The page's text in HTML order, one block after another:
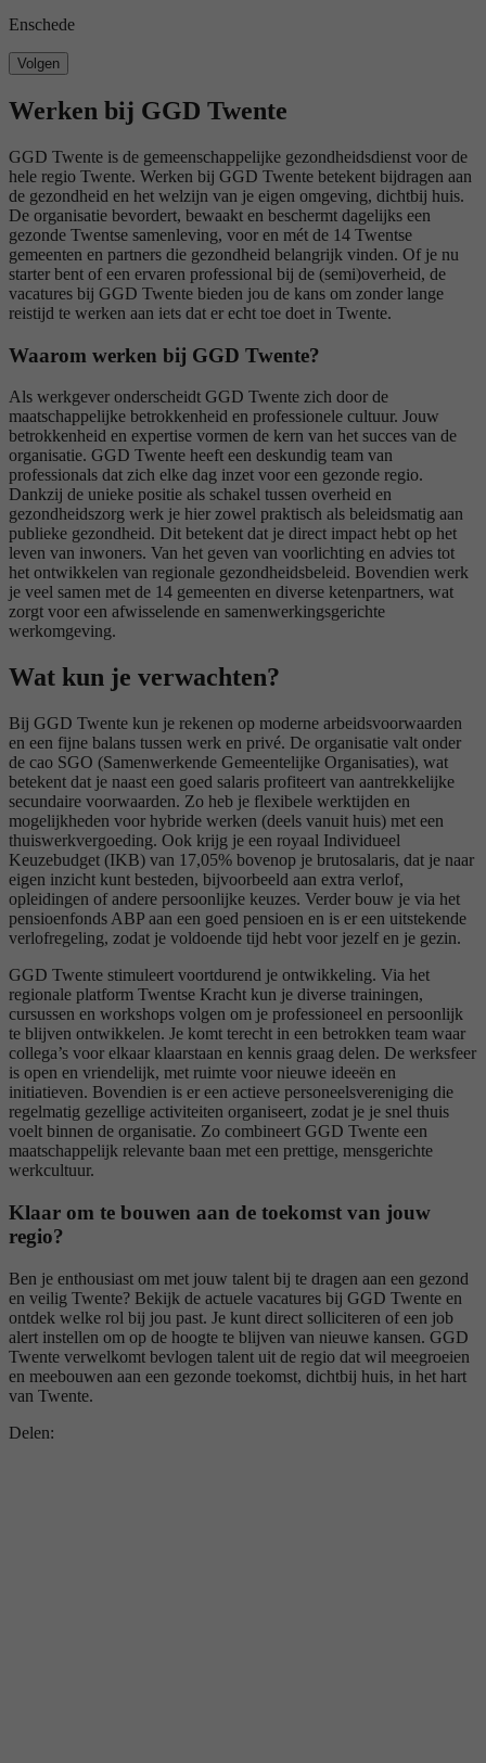
Enschede
Volgen
Werken bij GGD Twente
GGD Twente is de gemeenschappelijke gezondheidsdienst voor de
hele regio Twente. Werken bij GGD Twente betekent bijdragen aan
de gezondheid en het welzijn van je eigen omgeving, dichtbij huis.
De organisatie bevordert, bewaakt en beschermt dagelijks een
gezonde Twentse samenleving, voor en mét de 14 Twentse
gemeenten en partners die gezondheid belangrijk vinden. Of je nu
starter bent of een ervaren professional bij de (semi)overheid, de
vacatures bij GGD Twente bieden jou de kans om zonder lange
reistijd te werken aan iets dat er echt toe doet in Twente.
Waarom werken bij GGD Twente?
Als werkgever onderscheidt GGD Twente zich door de
maatschappelijke betrokkenheid en professionele cultuur. Jouw
betrokkenheid en expertise vormen de kern van het succes van de
organisatie. GGD Twente heeft een deskundig team van
professionals dat zich elke dag inzet voor een gezonde regio.
Dankzij de unieke positie als schakel tussen overheid en
gezondheidszorg werk je hier zowel praktisch als beleidsmatig aan
publieke gezondheid. Dit betekent dat je direct impact hebt op het
leven van inwoners. Van het geven van voorlichting en advies tot
het ontwikkelen van regionale gezondheidsbeleid. Bovendien werk
je veel samen met de 14 gemeenten en diverse ketenpartners, wat
zorgt voor een afwisselende en samenwerkingsgerichte
werkomgeving.
Wat kun je verwachten?
Bij GGD Twente kun je rekenen op moderne arbeidsvoorwaarden
en een fijne balans tussen werk en privé. De organisatie valt onder
de cao SGO (Samenwerkende Gemeentelijke Organisaties), wat
betekent dat je naast een goed salaris profiteert van aantrekkelijke
secundaire voorwaarden. Zo heb je flexibele werktijden en
mogelijkheden voor hybride werken (deels vanuit huis) met een
thuiswerkvergoeding. Ook krijg je een royaal Individueel
Keuzebudget (IKB) van 17,05% bovenop je brutosalaris, dat je naar
eigen inzicht kunt besteden, bijvoorbeeld aan extra verlof,
opleidingen of andere persoonlijke keuzes. Verder bouw je via het
pensioenfonds ABP aan een goed pensioen en is er een uitstekende
verlofregeling, zodat je voldoende tijd hebt voor jezelf en je gezin.
GGD Twente stimuleert voortdurend je ontwikkeling. Via het
regionale platform Twentse Kracht kun je diverse trainingen,
cursussen en workshops volgen om je professioneel en persoonlijk
te blijven ontwikkelen. Je komt terecht in een betrokken team waar
collega’s voor elkaar klaarstaan en kennis graag delen. De werksfeer
is open en vriendelijk, met ruimte voor nieuwe ideeën en
initiatieven. Bovendien is er een actieve personeelsvereniging die
regelmatig gezellige activiteiten organiseert, zodat je je snel thuis
voelt binnen de organisatie. Zo combineert GGD Twente een
maatschappelijk relevante baan met een prettige, mensgerichte
werkcultuur.
Klaar om te bouwen aan de toekomst van jouw
regio?
Ben je enthousiast om met jouw talent bij te dragen aan een gezond
en veilig Twente? Bekijk de actuele vacatures bij GGD Twente en
ontdek welke rol bij jou past. Je kunt direct solliciteren of een job
alert instellen om op de hoogte te blijven van nieuwe kansen. GGD
Twente verwelkomt bevlogen talent uit de regio dat wil meegroeien
en meebouwen aan een gezonde toekomst, dichtbij huis, in het hart
van Twente.
Delen: